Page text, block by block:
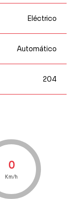
Eléctrico
Automático
204
0
Km/h